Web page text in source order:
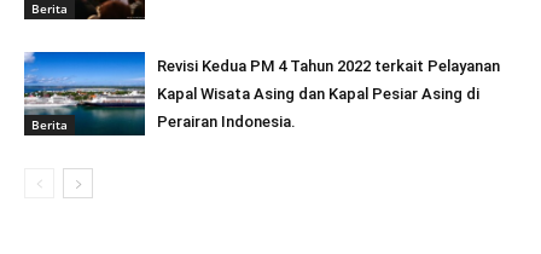
Berita
Berita
Revisi Kedua PM 4 Tahun 2022 terkait Pelayanan
Kapal Wisata Asing dan Kapal Pesiar Asing di
Perairan Indonesia.